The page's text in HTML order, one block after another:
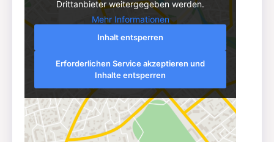
Drittanbieter weitergegeben werden.
Mehr Informationen
Inhalt entsperren
Erforderlichen Service akzeptieren und
Inhalte entsperren